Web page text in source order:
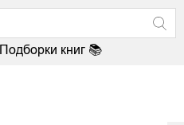
Подборки книг 📚